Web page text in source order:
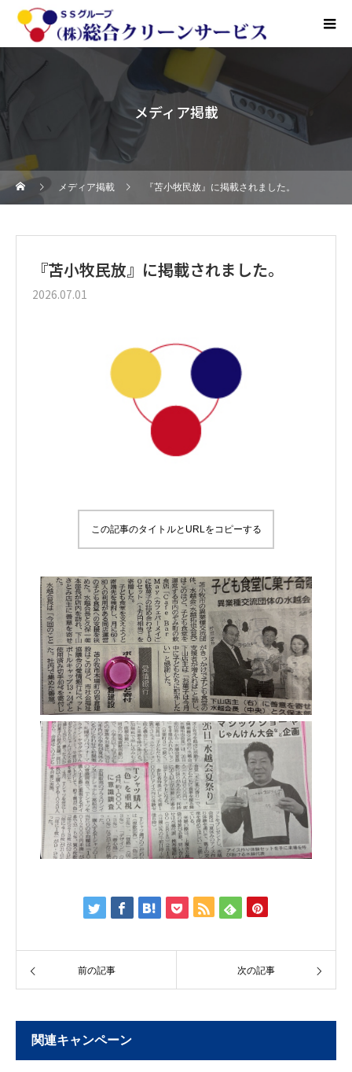
メディア掲載
メディア掲載 『苫小牧民放』に掲載されました。
『苫小牧民放』に掲載されました。
2026.07.01
この記事のタイトルとURLをコピーする
前の記事 次の記事
関連キャンペーン